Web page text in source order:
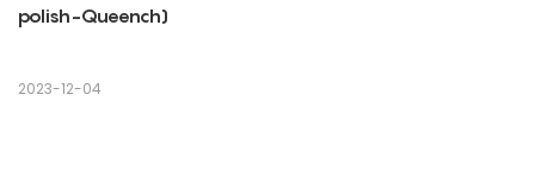
polish-Queench)
2023-12-04